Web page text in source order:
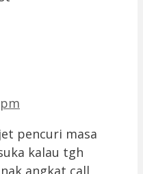
pencuri masa
kalau tgh
angkat call